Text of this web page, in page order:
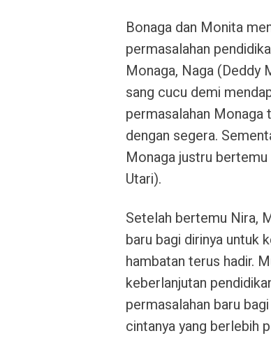
Bonaga dan Monita
permasalahan
Monaga, Naga (Deddy
sang cucu demi
permasalahan
dengan segera.
Monaga justru
Utari).
Setelah bertemu Nira,
baru bagi dirinya untuk
hambatan terus hadir.
keberlanjutan
permasalahan baru
cintanya yang berlebih